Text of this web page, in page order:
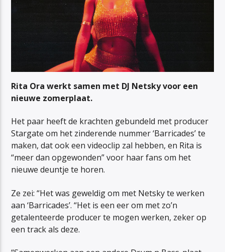
Rita Ora werkt samen met DJ Netsky voor een
nieuwe zomerplaat.
Het paar heeft de krachten gebundeld met producer
Stargate om het zinderende nummer ‘Barricades’ te
maken, dat ook een videoclip zal hebben, en Rita is
“meer dan opgewonden” voor haar fans om het
nieuwe deuntje te horen.
Ze zei: “Het was geweldig om met Netsky te werken
aan ‘Barricades’. “Het is een eer om met zo’n
getalenteerde producer te mogen werken, zeker op
een track als deze.